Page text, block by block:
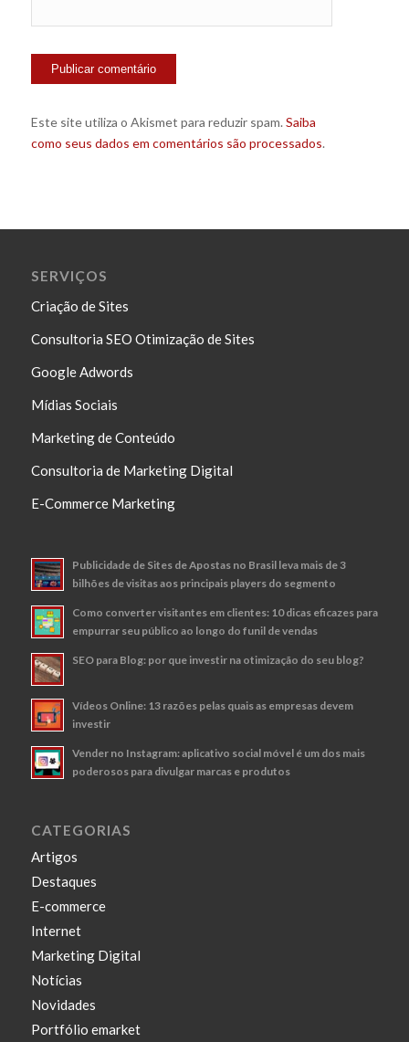
Este site utiliza o Akismet para reduzir spam. Saiba
como seus dados em comentários são processados.
SERVIÇOS
Criação de Sites
Consultoria SEO Otimização de Sites
Google Adwords
Mídias Sociais
Marketing de Conteúdo
Consultoria de Marketing Digital
E-Commerce Marketing
Publicidade de Sites de Apostas no Brasil leva mais de 3
bilhões de visitas aos principais players do segmento
Como converter visitantes em clientes: 10 dicas eficazes para
empurrar seu público ao longo do funil de vendas
SEO para Blog: por que investir na otimização do seu blog?
Vídeos Online: 13 razões pelas quais as empresas devem
investir
Vender no Instagram: aplicativo social móvel é um dos mais
poderosos para divulgar marcas e produtos
CATEGORIAS
Artigos
Destaques
E-commerce
Internet
Marketing Digital
Notícias
Novidades
Portfólio emarket